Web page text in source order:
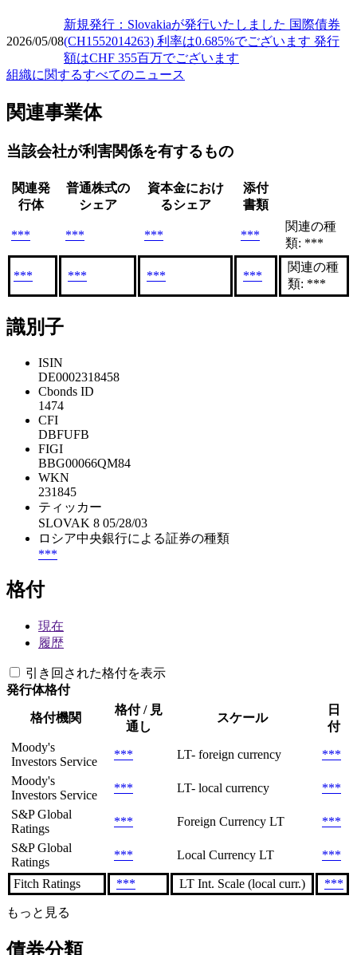
2026/05/08
新規発行：Slovakiaが発行いたしました 国際債券
(CH1552014263) 利率は0.685%でございます 発行
額はCHF 355百万でございます
組織に関するすべてのニュース
関連事業体
当該会社が利害関係を有するもの
関連発
行体
普通株式の
シェア
資本金におけ
るシェア
添付
書類
*** *** *** ***
関連の種
類: ***
*** *** *** ***
関連の種
類: ***
識別子
ISIN
DE0002318458
Cbonds ID
1474
CFI
DBFUFB
FIGI
BBG00066QM84
WKN
231845
ティッカー
SLOVAK 8 05/28/03
ロシア中央銀行による証券の種類
***
格付
現在
履歴
引き回された格付を表示
発行体格付
格付機関
格付 / 見
通し
スケール
日
付
Moody's
Investors Service
*** LT- foreign currency
***
Moody's
Investors Service
*** LT- local currency
***
S&P Global
Ratings
*** Foreign Currency LT
***
S&P Global
Ratings
*** Local Currency LT ***
Fitch Ratings *** LT Int. Scale (local curr.) ***
もっと見る
債券分類